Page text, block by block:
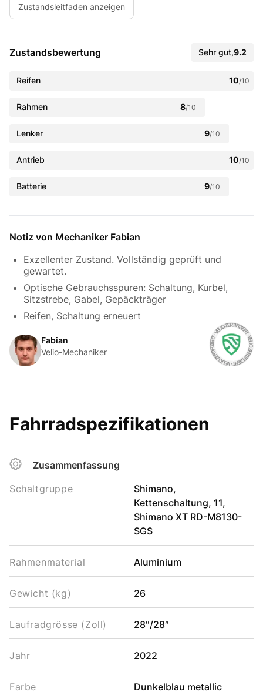
Zustandsleitfaden anzeigen
Zustandsbewertung Sehr gut,9.2
Reifen 10/10
Rahmen 8/10
Lenker 9/10
Antrieb 10/10
Batterie 9/10
Notiz von Mechaniker Fabian
Exzellenter Zustand. Vollständig geprüft und
gewartet.
Optische Gebrauchsspuren: Schaltung, Kurbel,
Sitzstrebe, Gabel, Gepäckträger
Reifen, Schaltung erneuert
Fabian
Velio-Mechaniker
Fahrradspezifikationen
Zusammenfassung
Schaltgruppe
Shimano,
Kettenschaltung, 11,
Shimano XT RD-M8130-
SGS
Rahmenmaterial Aluminium
Gewicht (kg) 26
Laufradgrösse (Zoll) 28″/28″
Jahr 2022
Farbe
Dunkelblau metallic